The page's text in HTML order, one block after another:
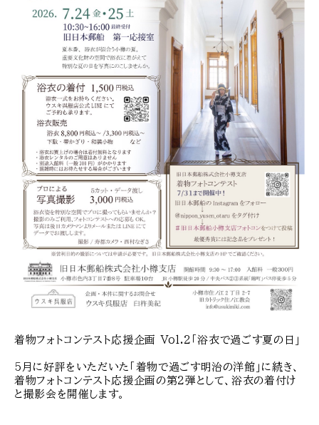
着物フォトコンテスト応援企画 Vol.2「浴衣で過ごす夏の日」
5月に好評をいただいた「着物で過ごす明治の洋館」に続き、
着物フォトコンテスト応援企画の第2弾として、浴衣の着付け
と撮影会を開催します。